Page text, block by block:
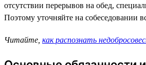
отсутствии перерывов на обед,
Поэтому уточняйте на собеседовании
Читайте, как распознать